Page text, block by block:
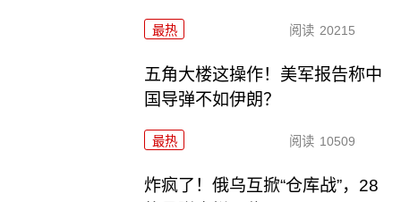
最热 阅读 20215
五角大楼这操作！美军报告称中
国导弹不如伊朗？
最热 阅读 10509
炸疯了！俄乌互掀“仓库战”，28